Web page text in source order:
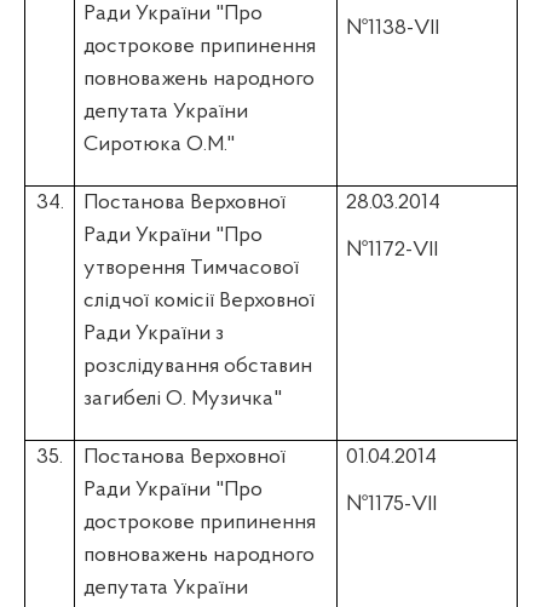
Ради України "Про
дострокове припинення
повноважень народного
депутата України
Сиротюка О.М."
№1138-VII
34.
Постанова Верховної
Ради України "Про
утворення Тимчасової
слідчої комісії Верховної
Ради України з
розслідування обставин
загибелі О. Музичка"
28.03.2014
№1172-VII
35.
Постанова Верховної
Ради України "Про
дострокове припинення
повноважень народного
депутата України
01.04.2014
№1175-VII